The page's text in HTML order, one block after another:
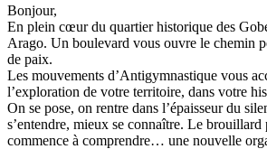
Bonjour,
En plein cœur du quartier historique des
Arago. Un boulevard vous ouvre le chemin
de paix.
Les mouvements d’Antigymnastique vous
l’exploration de votre territoire, dans votre
On se pose, on rentre dans l’épaisseur du
s’entendre, mieux se connaître. Le brouillard
commence à comprendre… une nouvelle